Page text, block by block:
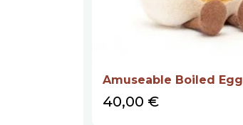
Amuseable Boiled Egg
Prix
40,00 €